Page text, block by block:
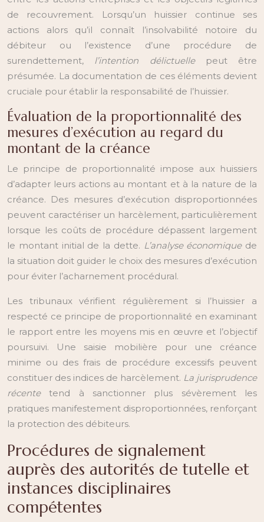
de recouvrement. Lorsqu’un huissier continue ses
actions alors qu’il connaît l’insolvabilité notoire du
débiteur ou l’existence d’une procédure de
surendettement, l’intention délictuelle
peut être
présumée. La documentation de ces éléments devient
cruciale pour établir la responsabilité de l’huissier.
Évaluation de la proportionnalité des
mesures d’exécution au regard du
montant de la créance
Le principe de proportionnalité impose aux huissiers
d’adapter leurs actions au montant et à la nature de la
créance. Des mesures d’exécution disproportionnées
peuvent caractériser un harcèlement, particulièrement
lorsque les coûts de procédure dépassent largement
le montant initial de la dette. L’analyse économique de
la situation doit guider le choix des mesures d’exécution
pour éviter l’acharnement procédural.
Les tribunaux vérifient régulièrement si l’huissier a
respecté ce principe de proportionnalité en examinant
le rapport entre les moyens mis en œuvre et l’objectif
poursuivi. Une saisie mobilière pour une créance
minime ou des frais de procédure excessifs peuvent
constituer des indices de harcèlement. La jurisprudence
récentetend à sanctionner plus sévèrement les
pratiques manifestement disproportionnées, renforçant
la protection des débiteurs.
Procédures de signalement
auprès des autorités de tutelle et
instances disciplinaires
compétentes